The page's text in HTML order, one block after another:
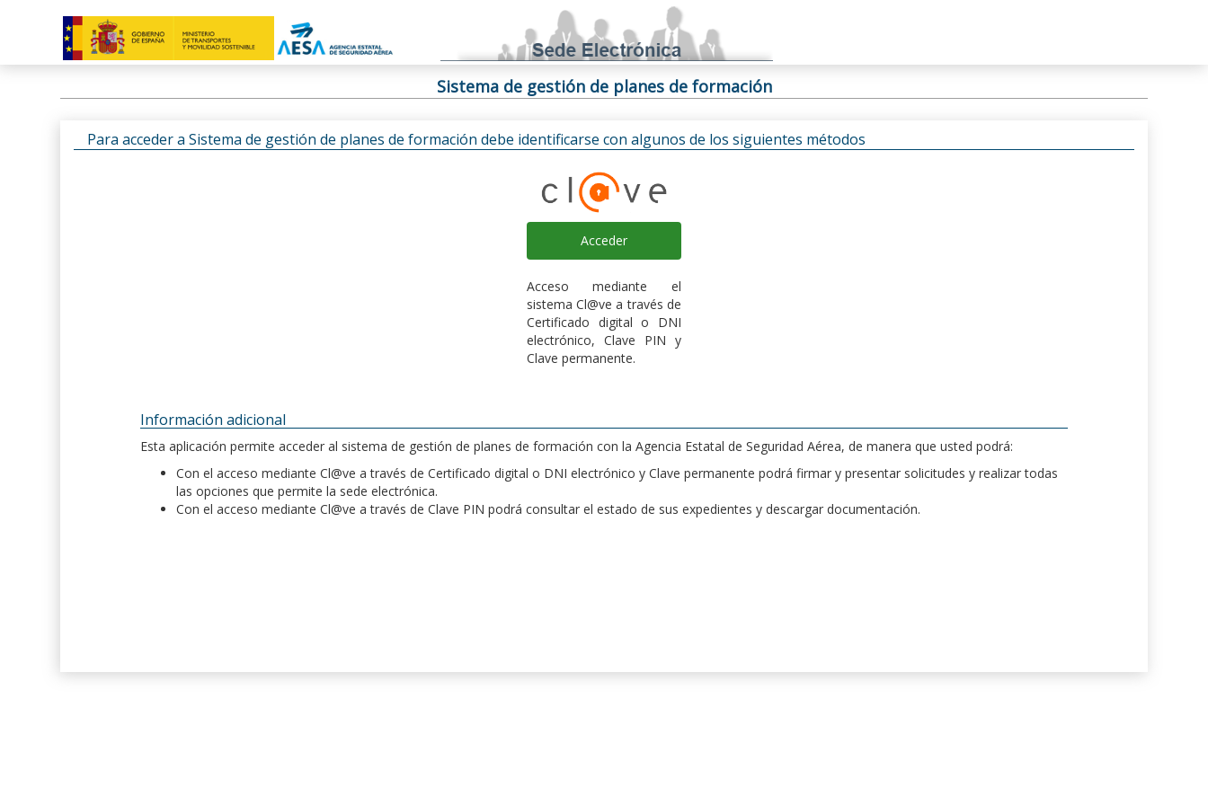
Sistema de gestión de planes de formación
Para acceder a Sistema de gestión de planes de formación debe identificarse con algunos de los siguientes métodos
Acceder
Acceso mediante el
sistema Cl@ve a través de
Certificado digital o DNI
electrónico, Clave PIN y
Clave permanente.
Información adicional
Esta aplicación permite acceder al sistema de gestión de planes de formación con la Agencia Estatal de Seguridad Aérea, de manera que usted podrá:
Con el acceso mediante Cl@ve a través de Certificado digital o DNI electrónico y Clave permanente podrá firmar y presentar solicitudes y realizar todas
las opciones que permite la sede electrónica.
Con el acceso mediante Cl@ve a través de Clave PIN podrá consultar el estado de sus expedientes y descargar documentación.